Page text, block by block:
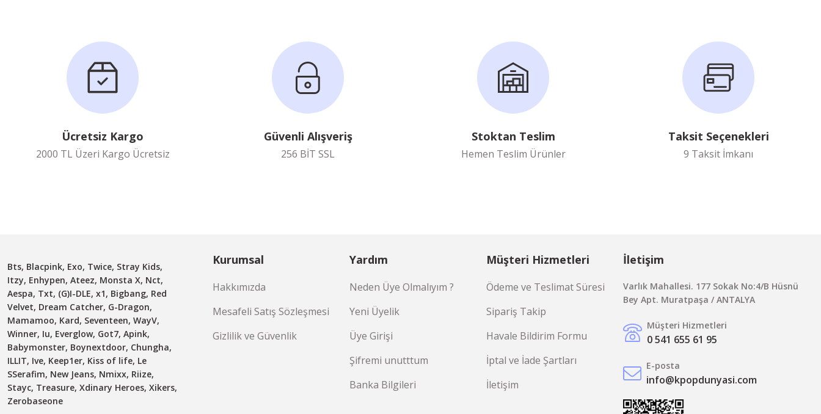
Ücretsiz Kargo
2000 TL Üzeri Kargo Ücretsiz
Güvenli Alışveriş
256 BİT SSL
Stoktan Teslim
Hemen Teslim Ürünler
Taksit Seçenekleri
9 Taksit İmkanı
Bts, Blacpink, Exo, Twice, Stray Kids,
Itzy, Enhypen, Ateez, Monsta X, Nct,
Aespa, Txt, (G)I-DLE, x1, Bigbang, Red
Velvet, Dream Catcher, G-Dragon,
Mamamoo, Kard, Seventeen, WayV,
Winner, Iu, Everglow, Got7, Apink,
Babymonster, Boynextdoor, Chungha,
ILLIT, Ive, Keep1er, Kiss of life, Le
SSerafim, New Jeans, Nmixx, Riize,
Stayc, Treasure, Xdinary Heroes, Xikers,
Zerobaseone
Kurumsal
Hakkımızda
Mesafeli Satış Sözleşmesi
Gizlilik ve Güvenlik
Yardım
Neden Üye Olmalıyım ?
Yeni Üyelik
Üye Girişi
Şifremi unutttum
Banka Bilgileri
Müşteri Hizmetleri
Ödeme ve Teslimat Süresi
Sipariş Takip
Havale Bildirim Formu
İptal ve İade Şartları
İletişim
İletişim
Varlık Mahallesi. 177 Sokak No:4/B Hüsnü
Bey Apt. Muratpaşa / ANTALYA
Müşteri Hizmetleri
0 541 655 61 95
E-posta
info@kpopdunyasi.com